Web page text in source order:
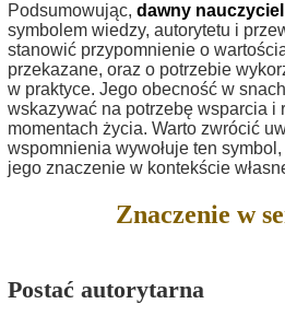
Podsumowując, dawny nauczyciel
symbolem wiedzy, autorytetu i
stanowić przypomnienie o
przekazane, oraz o potrzebie
w praktyce. Jego obecność w
wskazywać na potrzebę wsparcia i
momentach życia. Warto zwrócić
wspomnienia wywołuje ten
jego znaczenie w kontekście
Znaczenie w
Postać autorytarna